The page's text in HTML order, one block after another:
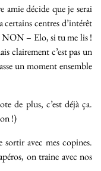
amie décide que je serai
certains centres d’intérêt
NON – Elo, si tu me lis !
clairement c’est pas un
un moment ensemble
de plus, c’est déjà ça.
!)
avec mes copines.
on traine avec nos